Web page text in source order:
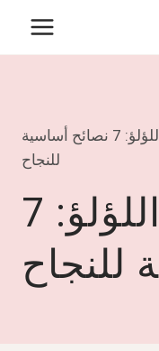
كيفية تسعير اللؤلؤ: 7 نصائح أساسية
للنجاح
كيفية تسعير اللؤلؤ: 7
للنجاح